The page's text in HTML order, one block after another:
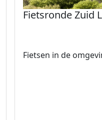
Fietsronde Zuid
Fietsen in de